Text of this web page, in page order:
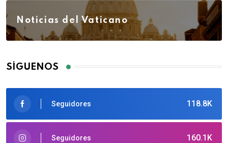
Noticias del Vaticano
SÍGUENOS
118.8K
Seguidores
160.1K
Seguidores